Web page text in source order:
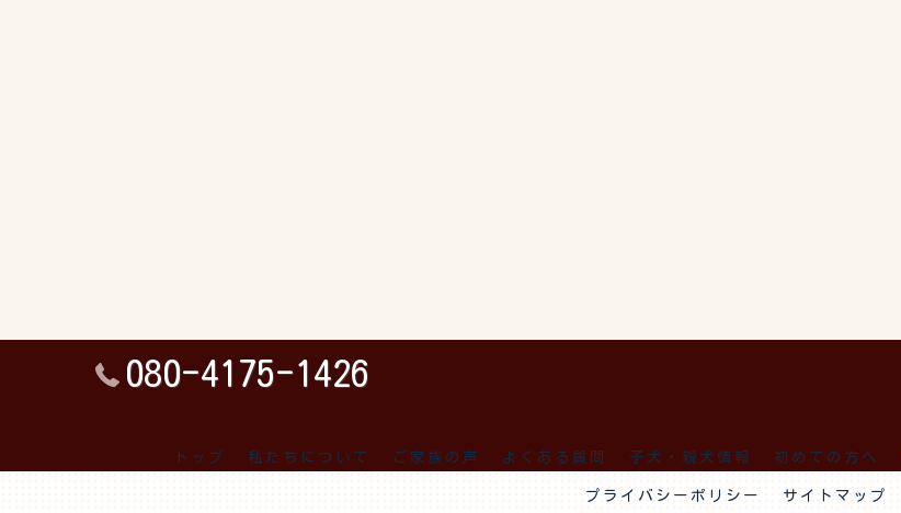
080-4175-1426
トップ 私たちについて ご家族の声 よくある質問 子犬・親犬情報 初めての方へ
プライバシーポリシー サイトマップ